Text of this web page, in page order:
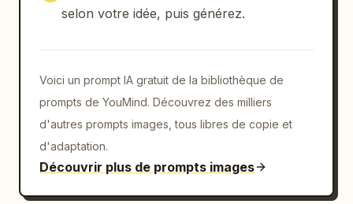
selon votre idée, puis générez.
Voici un prompt IA gratuit de la bibliothèque de
prompts de YouMind. Découvrez des milliers
d'autres prompts images, tous libres de copie et
d'adaptation.
Découvrir plus de prompts images